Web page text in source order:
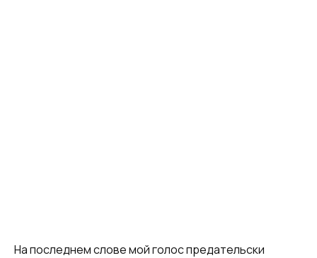
На последнем слове мой голос предательски